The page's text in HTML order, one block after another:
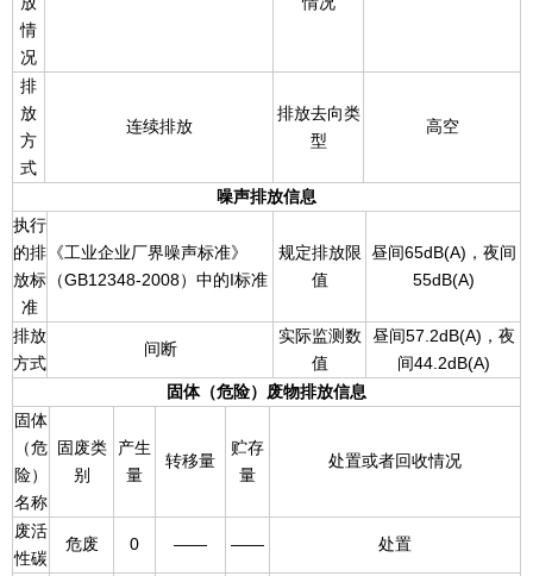
情
况
排
放
方
式
连续排放
排放去向类
型
高空
噪声排放信息
执行
的排
放标
准
《工业企业厂界噪声标准》
（GB12348-2008）中的I标准
规定排放限
值
昼间65dB(A)，夜间
55dB(A)
排放
方式
间断
实际监测数
值
昼间57.2dB(A)，夜
间44.2dB(A)
固体（危险）废物排放信息
固体
（危
险）
名称
固废类
别
产生
量
转移量
贮存
量
处置或者回收情况
废活
性碳
危废 0 —— —— 处置